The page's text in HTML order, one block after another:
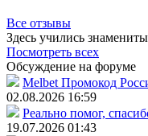
Все отзывы
Здесь учились
Посмотреть всех
Обсуждение на форуме
Melbet Промокод
02.08.2026 16:59
Реально помог,
19.07.2026 01:43